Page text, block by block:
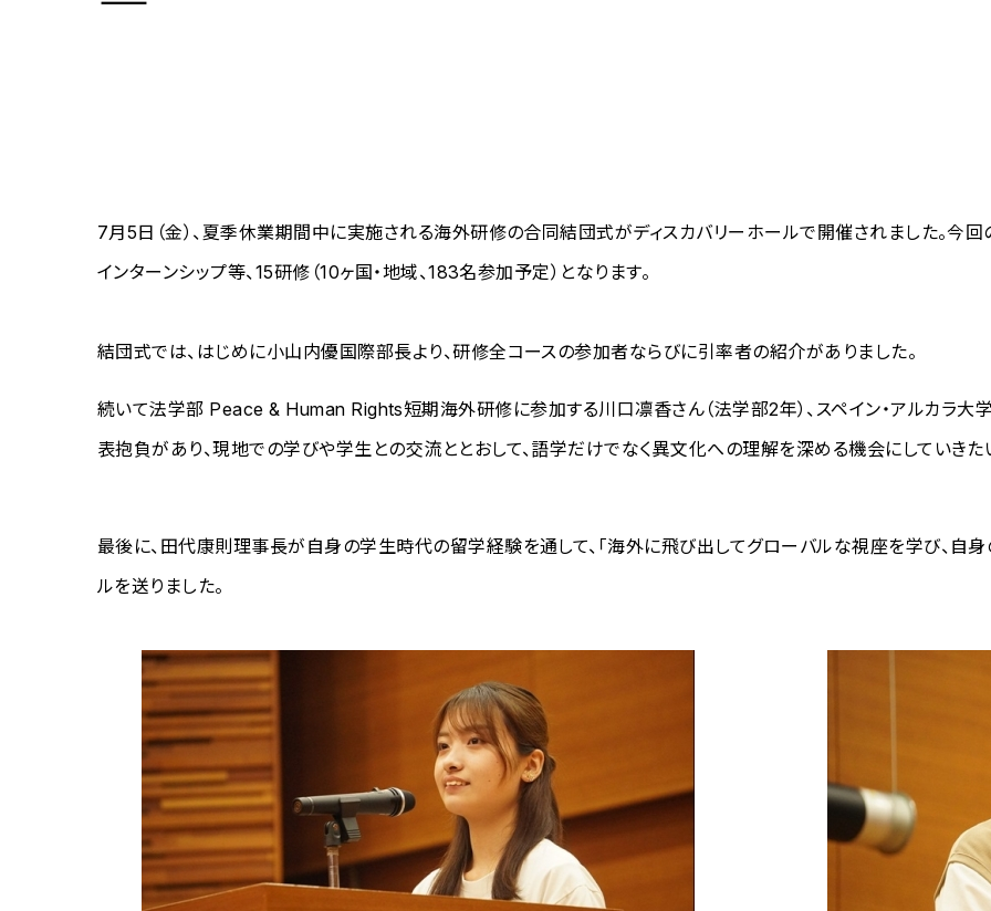
7月5日（金）、夏季休業期間中に実施される海外研修の合同結団式がディスカバリーホールで開催されました。今
インターンシップ等、15研修（10ヶ国・地域、183名参加予定）となります。
結団式では、はじめに小山内優国際部長より、研修全コースの参加者ならびに引率者の紹介がありました。
続いて法学部 Peace & Human Rights短期海外研修に参加する川口凛香さん（法学部2年）、スペイン・アルカラ大
表抱負があり、現地での学びや学生との交流ととおして、語学だけでなく異文化への理解を深める機会にしていきた
最後に、田代康則理事長が自身の学生時代の留学経験を通して、「海外に飛び出してグローバルな視座を学び、自
ルを送りました。